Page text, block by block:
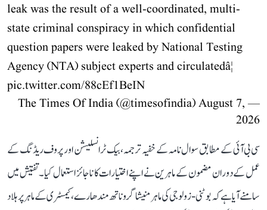
leak was the result of a well-coordinated, multi-
state criminal conspiracy in which confidential
question papers were leaked by National Testing
Agency (NTA) subject experts and circulatedâ¦
pic.twitter.com/88cEf1BeIN
— The Times Of India (@timesofindia)
August 7,
2026
سی بی آئی کے مطابق سوال نامہ کے خفیہ ترجمہ، بیک ٹرانسلیشن اور پروف ریڈنگ کے
عمل کے دوران مضمون کے ماہرین نے اپنے اختیارات کا ناجائز استعمال کیا۔ تفتیش میں
سامنے آیا ہے کہ بوٹنی-زولوجی کی ماہر منیشا گروناتھ مندھارے، کیمسٹری کے ماہر پرہلاد